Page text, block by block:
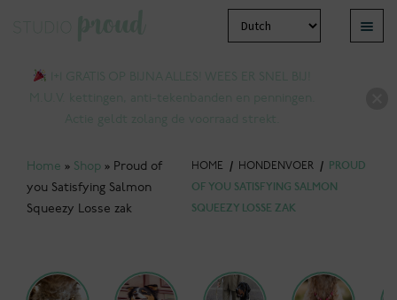
door
naar
Menu
Home » Shop » Proud of
you Satisfying Salmon
Squeezy Losse zak
HOME / HONDENVOER / PROUD
OF YOU SATISFYING SALMON
SQUEEZY LOSSE ZAK